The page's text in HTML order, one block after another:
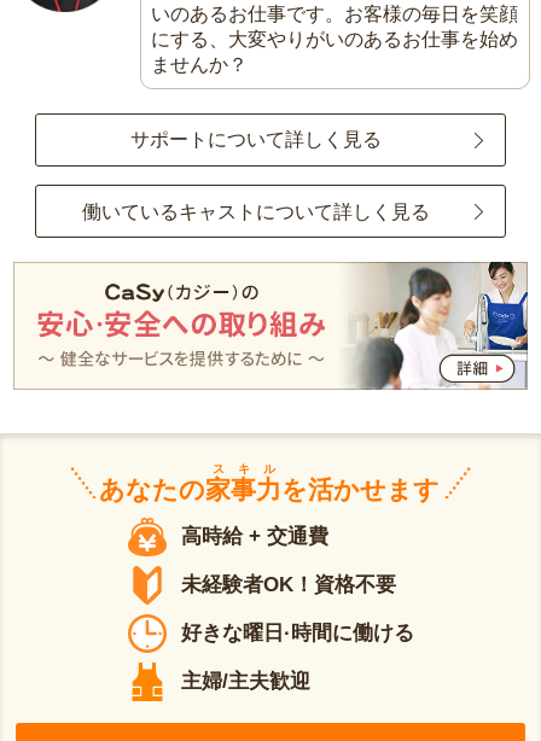
いのあるお仕事です。お客様の毎日を笑顔
にする、大変やりがいのあるお仕事を始め
ませんか？
サポートについて詳しく見る
働いているキャストについて詳しく見る
あなたの家事力
スキル
を活かせます
高時給 + 交通費
未経験者OK！資格不要
好きな曜日·時間に働ける
主婦/主夫歓迎